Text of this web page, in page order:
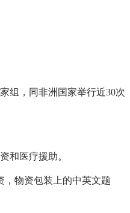
组，同非洲国家举行近30次
和医疗援助。
，物资包装上的中英文题